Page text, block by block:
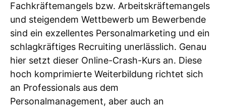
Fachkräftemangels bzw. Arbeitskräftemangels
und steigendem Wettbewerb um Bewerbende
sind ein exzellentes Personalmarketing und ein
schlagkräftiges Recruiting unerlässlich. Genau
hier setzt dieser Online-Crash-Kurs an. Diese
hoch komprimierte Weiterbildung richtet sich
an Professionals aus dem
Personalmanagement, aber auch an